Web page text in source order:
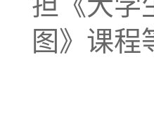
图》课程